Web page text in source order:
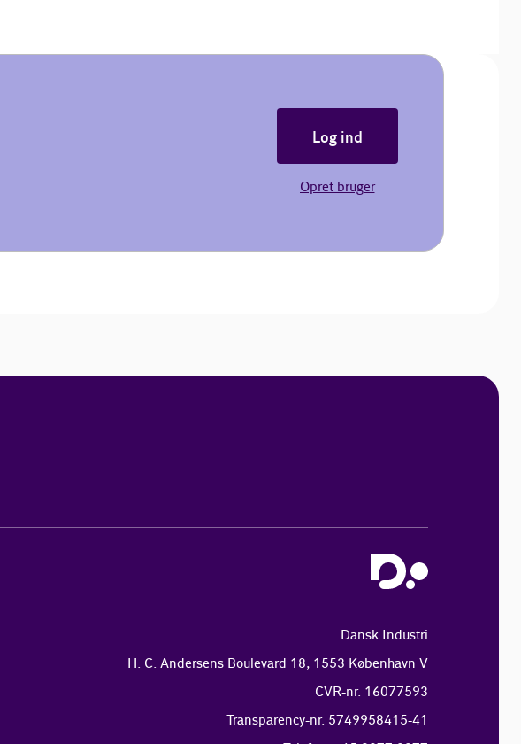
Log ind
Opret bruger
Dansk Industri
H. C. Andersens Boulevard 18, 1553 København V
CVR-nr. 16077593
Transparency-nr. 5749958415-41